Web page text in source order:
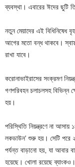
ব্যবস্থা। এবারের ঈদের ছুটি
নতুন মেয়াদের এই বিধিনিষেধ
আগের মতো বন্ধ থাকবে।
রাখা যাবে।
করোনাভাইরাসের সংক্রমণ
গণপরিবহন চলাচলসহ বিভিন্ন
হয়।
পরিস্থিতি নিয়ন্ত্রণে না আসায়
লকডাউন’ শুরু হয়। সেটি পরে
পর্যন্ত বাড়ানো হয়, যা আবার
হয়েছে। খোলা রয়েছে